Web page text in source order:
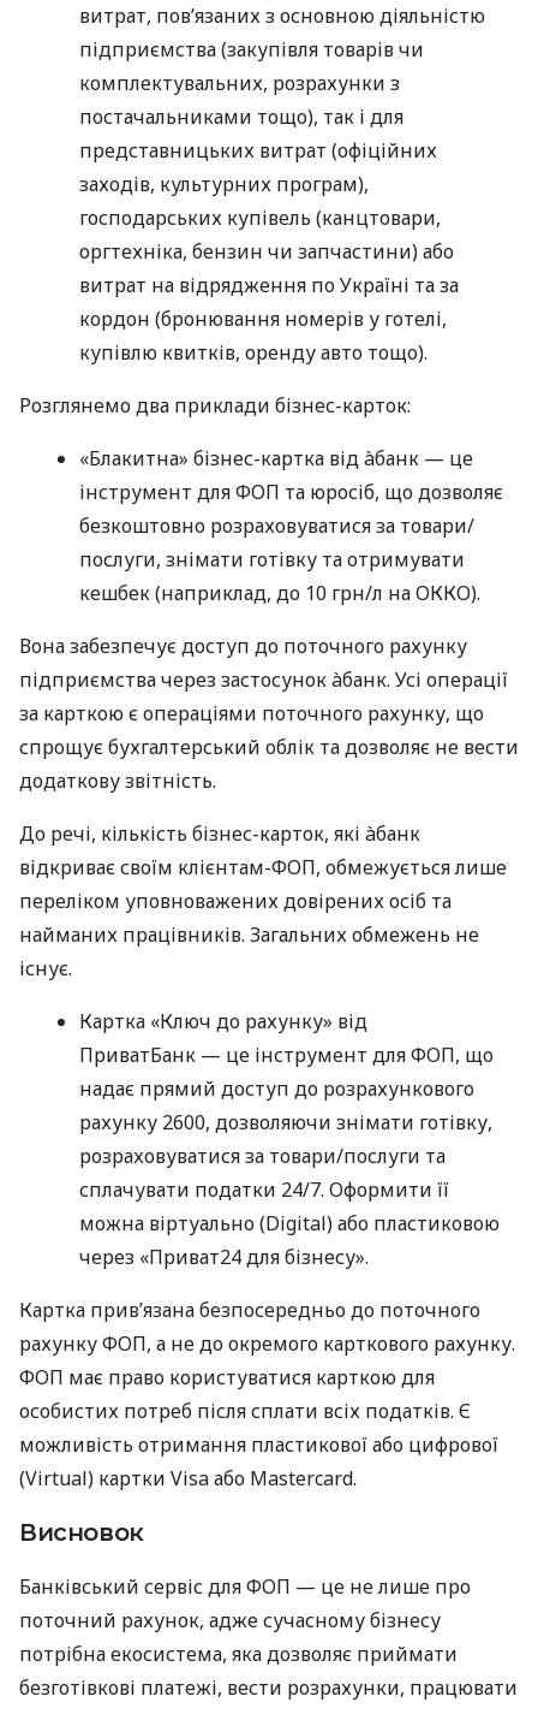
витрат, пов’язаних з основною діяльністю
підприємства (закупівля товарів чи
комплектувальних, розрахунки з
постачальниками тощо), так і для
представницьких витрат (офіційних
заходів, культурних програм),
господарських купівель (канцтовари,
оргтехніка, бензин чи запчастини) або
витрат на відрядження по Україні та за
кордон (бронювання номерів у готелі,
купівлю квитків, оренду авто тощо).
Розглянемо два приклади бізнес-карток:
«Блакитна» бізнес-картка від àбанк — це
інструмент для ФОП та юросіб, що дозволяє
безкоштовно розраховуватися за товари/
послуги, знімати готівку та отримувати
кешбек (наприклад, до 10 грн/л на ОККО).
Вона забезпечує доступ до поточного рахунку
підприємства через застосунок àбанк. Усі операції
за карткою є операціями поточного рахунку, що
спрощує бухгалтерський облік та дозволяє не вести
додаткову звітність.
До речі, кількість бізнес-карток, які àбанк
відкриває своїм клієнтам-ФОП, обмежується лише
переліком уповноважених довірених осіб та
найманих працівників. Загальних обмежень не
існує.
Картка «Ключ до рахунку» від
ПриватБанк — це інструмент для ФОП, що
надає прямий доступ до розрахункового
рахунку 2600, дозволяючи знімати готівку,
розраховуватися за товари/послуги та
сплачувати податки 24/7. Оформити її
можна віртуально (Digital) або пластиковою
через «Приват24 для бізнесу».
Картка прив’язана безпосередньо до поточного
рахунку ФОП, а не до окремого карткового рахунку.
ФОП має право користуватися карткою для
особистих потреб після сплати всіх податків. Є
можливість отримання пластикової або цифрової
(Virtual) картки Visa або Mastercard.
Висновок
Банківський сервіс для ФОП — це не лише про
поточний рахунок, адже сучасному бізнесу
потрібна екосистема, яка дозволяє приймати
безготівкові платежі, вести розрахунки, працювати